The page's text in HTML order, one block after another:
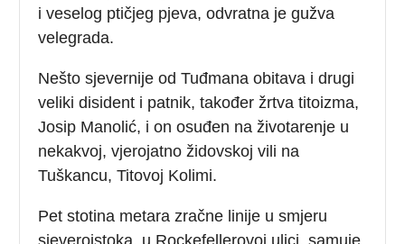
i veselog ptičjeg pjeva, odvratna je gužva
velegrada.
Nešto sjevernije od Tuđmana obitava i drugi
veliki disident i patnik, također žrtva titoizma,
Josip Manolić, i on osuđen na životarenje u
nekakvoj, vjerojatno židovskoj vili na
Tuškancu, Titovoj Kolimi.
Pet stotina metara zračne linije u smjeru
sjeveroistoka, u Rockefellerovoj ulici, samuje